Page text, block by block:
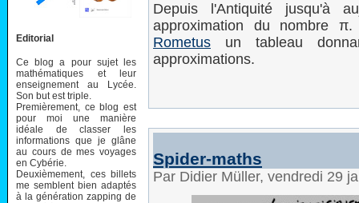
Editorial
Ce blog a pour sujet les
mathématiques et leur
enseignement au Lycée.
Son but est triple.
Premièrement, ce blog est
pour moi une manière
idéale de classer les
informations que je glâne
au cours de mes voyages
en Cybérie.
Deuxièmement, ces billets
me semblent bien adaptés
à la génération zapping de
Depuis l'Antiquité jusqu'à
approximation du nombre
Rometus un tableau
approximations.
Spider-maths
Par Didier Müller, vendredi 29